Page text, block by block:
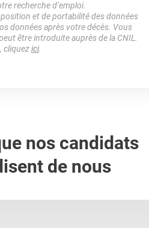
recherche d’emploi.
et de portabilité des données
données après votre décès. Vous
être introduite auprès de la CNIL.
cliquezici.
nos candidats
de nous